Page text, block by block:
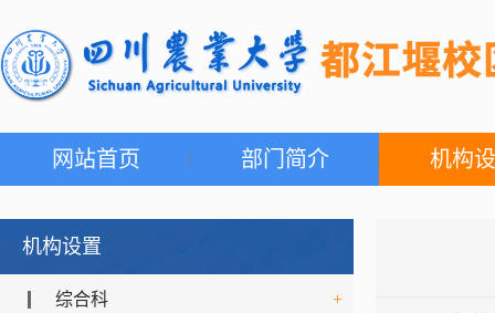
网站首页 部门简介 机构
机构设置
综合科 +